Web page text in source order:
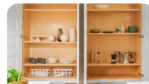
trong quá trình đóng mới tủ bếp
gỗ công nghiệp, so với gỗ tự
nhiên với giá thành cao thì gỗ
công nghiệp là sự lựa chọn tối ưu
nhất cho việc thi công nội thất gỗ